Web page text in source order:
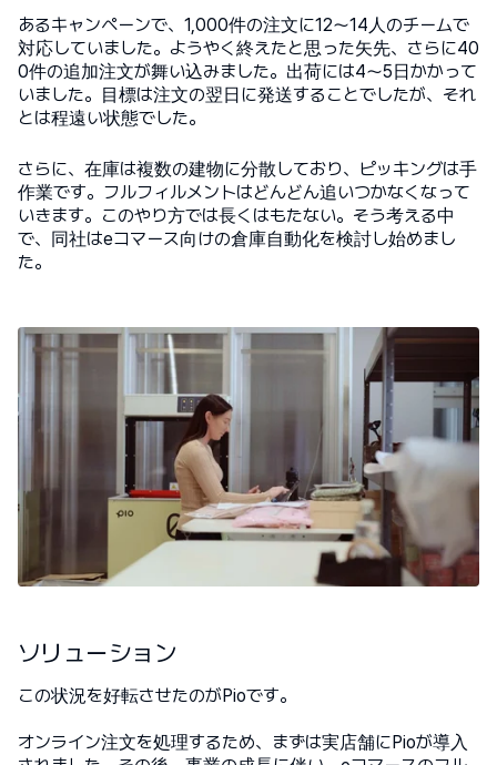
あるキャンペーンで、1,000件の注文に12～14人のチームで
対応していました。ようやく終えたと思った矢先、さらに40
0件の追加注文が舞い込みました。出荷には4～5日かかって
いました。目標は注文の翌日に発送することでしたが、それ
とは程遠い状態でした。
さらに、在庫は複数の建物に分散しており、ピッキングは手
作業です。フルフィルメントはどんどん追いつかなくなって
いきます。このやり方では長くはもたない。そう考える中
で、同社はeコマース向けの倉庫自動化を検討し始めまし
た。
ソリューション
この状況を好転させたのがPioです。
オンライン注文を処理するため、まずは実店舗にPioが導入